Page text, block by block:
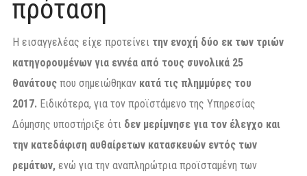
πρόταση
Η εισαγγελέας είχε προτείνει την ενοχή δύο εκ των τριών
κατηγορουμένων για εννέα από τους συνολικά 25
θανάτους που σημειώθηκαν κατά τις πλημμύρες του
2017. Ειδικότερα, για τον προϊστάμενο της Υπηρεσίας
Δόμησης υποστήριξε ότι δεν μερίμνησε για τον έλεγχο και
την κατεδάφιση αυθαίρετων κατασκευών εντός των
ρεμάτων, ενώ για την αναπληρώτρια προϊσταμένη των